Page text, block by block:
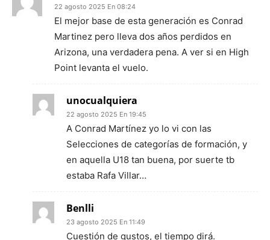
22 agosto 2025 En 08:24
El mejor base de esta generación es Conrad
Martinez pero lleva dos años perdidos en
Arizona, una verdadera pena. A ver si en High
Point levanta el vuelo.
unocualquiera
22 agosto 2025 En 19:45
A Conrad Martínez yo lo vi con las
Selecciones de categorías de formación, y
en aquella U18 tan buena, por suerte tb
estaba Rafa Villar…
Benlli
23 agosto 2025 En 11:49
Cuestión de gustos, el tiempo dirá.